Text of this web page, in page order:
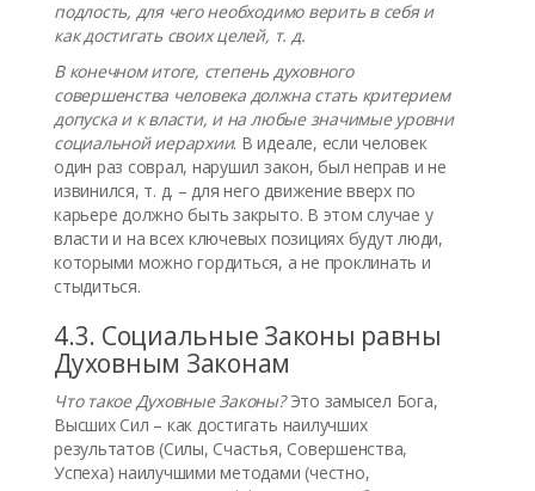
подлость, для чего необходимо верить в себя и
как достигать своих целей, т. д.
В конечном итоге, степень духовного
совершенства человека должна стать критерием
допуска и к власти, и на любые значимые уровни
социальной иерархии. В идеале, если человек
один раз соврал, нарушил закон, был неправ и не
извинился, т. д. – для него движение вверх по
карьере должно быть закрыто. В этом случае у
власти и на всех ключевых позициях будут люди,
которыми можно гордиться, а не проклинать и
стыдиться.
4.3. Социальные Законы равны
Духовным Законам
Что такое Духовные Законы?Это замысел Бога,
Высших Сил – как достигать наилучших
результатов (Силы, Счастья, Совершенства,
Успеха) наилучшими методами (честно,